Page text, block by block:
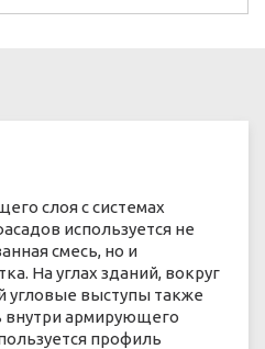
слоя с системах
используется не
смесь, но и
На углах зданий, вокруг
угловые выступы также
внутри армирующего
профиль